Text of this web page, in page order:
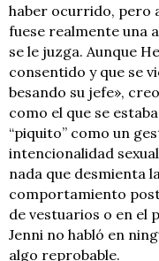
haber ocurrido, pero
fuese realmente una
se le juzga. Aunque
consentido y que se
besando su jefe»,
como el que se
“piquito” como un
intencionalidad
nada que desmienta
comportamiento
de vestuarios o en el
Jenni no habló en
algo reprobable.